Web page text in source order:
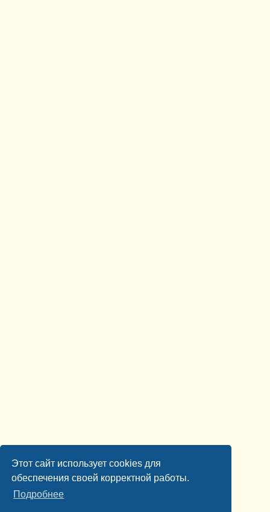
Этот сайт использует cookies для
обеспечения своей корректной работы.
Подробнее